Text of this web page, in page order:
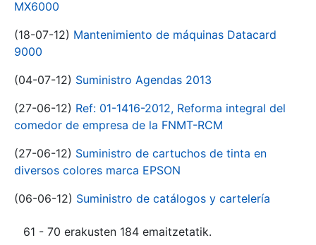
MX6000
(18-07-12) Mantenimiento de máquinas Datacard
9000
(04-07-12) Suministro Agendas 2013
(27-06-12) Ref: 01-1416-2012, Reforma integral del
comedor de empresa de la FNMT-RCM
(27-06-12) Suministro de cartuchos de tinta en
diversos colores marca EPSON
(06-06-12) Suministro de catálogos y cartelería
61 - 70 erakusten 184 emaitzetatik.